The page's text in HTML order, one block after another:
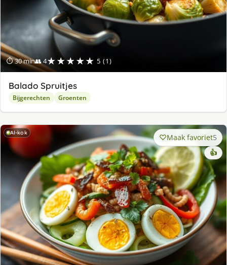
⏱ 30 min👥 4★★★★★ 5 (1)
Balado Spruitjes
Bijgerechten Groenten
AI-kok Maak favoriet5
👍